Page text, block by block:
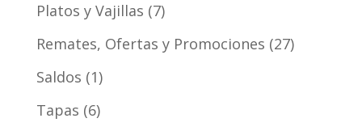
Platos y Vajillas 7
Remates, Ofertas y Promociones 27
Saldos 1
Tapas 6